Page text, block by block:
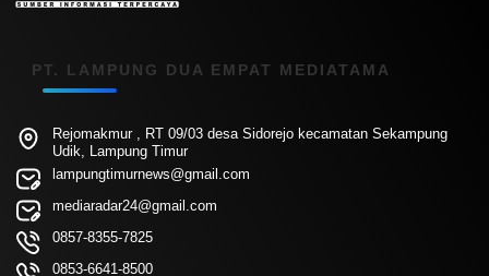
PT. LAMPUNG DUA EMPAT MEDIATAMA
Rejomakmur , RT 09/03 desa Sidorejo kecamatan Sekampung
Udik, Lampung Timur
lampungtimurnews@gmail.com
mediaradar24@gmail.com
0857-8355-7825
0853-6641-8500